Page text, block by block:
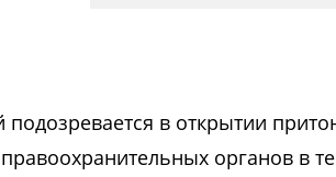
в открытии
правоохранительных органов в